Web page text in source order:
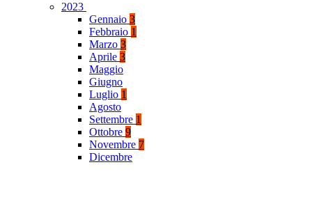
2023
Gennaio 3
Febbraio 1
Marzo 3
Aprile 3
Maggio
Giugno
Luglio 1
Agosto
Settembre 1
Ottobre 9
Novembre 7
Dicembre